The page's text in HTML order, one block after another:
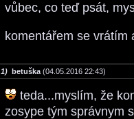
vůbec, co teď psát,
komentářem se
1) betuška (04.05.2016 22:43)
teda...myslím, že
zosype tým správnym